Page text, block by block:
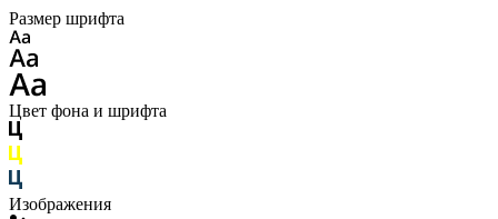
Размер шрифта
Цвет фона и шрифта
Изображения